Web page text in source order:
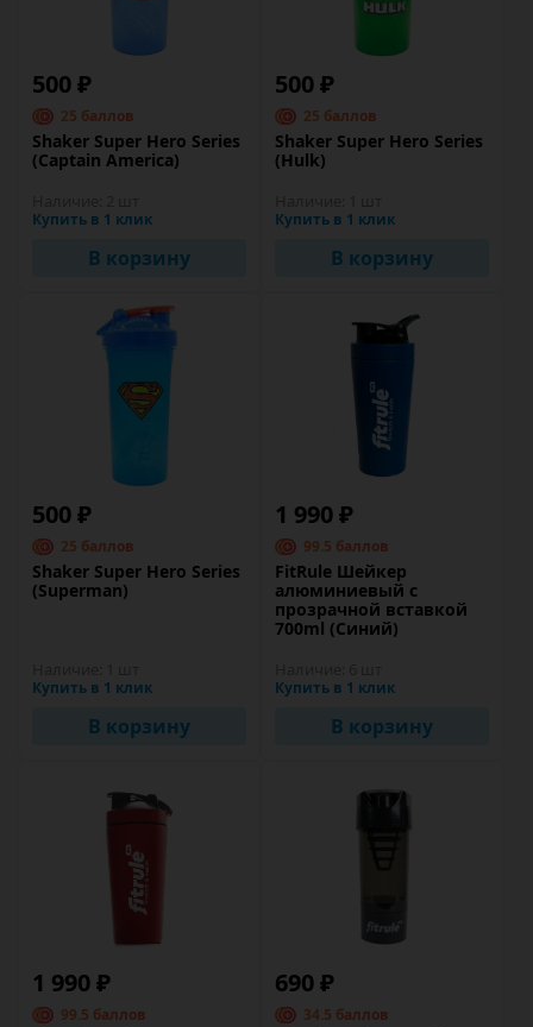
500 ₽
25 баллов
Shaker Super Hero Series
(Captain America)
Купить в 1 клик
В корзину
500 ₽
25 баллов
Shaker Super Hero Series
(Hulk)
Купить в 1 клик
В корзину
500 ₽
25 баллов
Shaker Super Hero Series
(Superman)
Купить в 1 клик
В корзину
1 990 ₽
99.5 баллов
FitRule Шейкер
алюминиевый с
прозрачной вставкой
700ml (Синий)
Купить в 1 клик
В корзину
1 990 ₽
99.5 баллов
690 ₽
34.5 баллов